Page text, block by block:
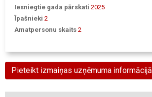
Iesniegtie gada pārskati 2025
Īpašnieki 2
Amatpersonu skaits 2
Pieteikt izmaiņas uzņēmuma informācijā